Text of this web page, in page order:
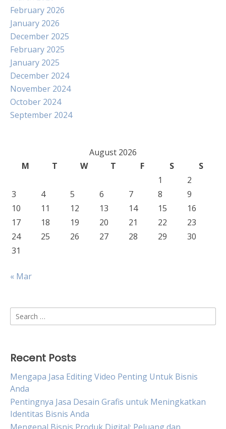
February 2026
January 2026
December 2025
February 2025
January 2025
December 2024
November 2024
October 2024
September 2024
August 2026
M
T W T F S
S
1
2
3
4 5 6 7 8
9
10
11 12 13 14 15
16
17
18 19 20 21 22
23
24
25 26 27 28 29
30
31
« Mar
Search
for:
Recent Posts
Mengapa Jasa Editing Video Penting Untuk Bisnis
Anda
Pentingnya Jasa Desain Grafis untuk Meningkatkan
Identitas Bisnis Anda